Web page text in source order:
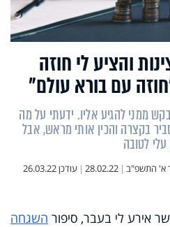
והציע לי חוזה
עם בורא עולם"
ממני להגיע אליו. ידעתי על מה
בקצרה והכין אותי מראש, אבל
לטובה
א' התשפ"ב |
28.02.22
| עודכן26.03.22
אירע לי בעבר, סיפור השגחה